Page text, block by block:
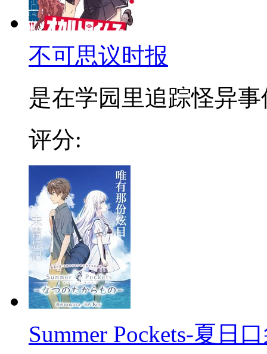
不可思议时报
是在学园里追踪怪异事
评分:
Summer Pockets-夏日